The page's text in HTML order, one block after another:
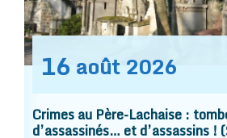
16 août 2026
Crimes au Père-Lachaise :
d’assassinés… et d’assassins !